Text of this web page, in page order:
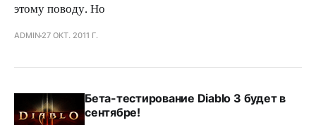
этому поводу. Но
ADMIN 27 ОКТ. 2011 Г.
Бета-тестирование Diablo 3 будет в
сентябре!